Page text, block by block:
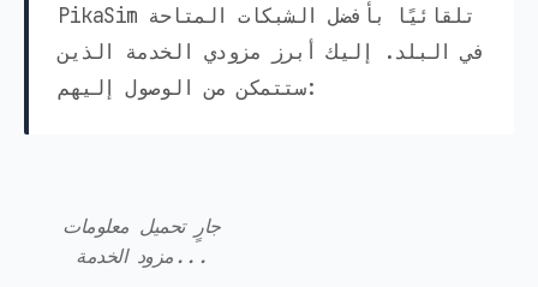
PikaSim تلقائيًا بأفضل الشبكات المتاحة
في البلد. إليك أبرز مزودي الخدمة الذين
ستتمكن من الوصول إليهم:
جارٍ تحميل معلومات
مزود الخدمة...